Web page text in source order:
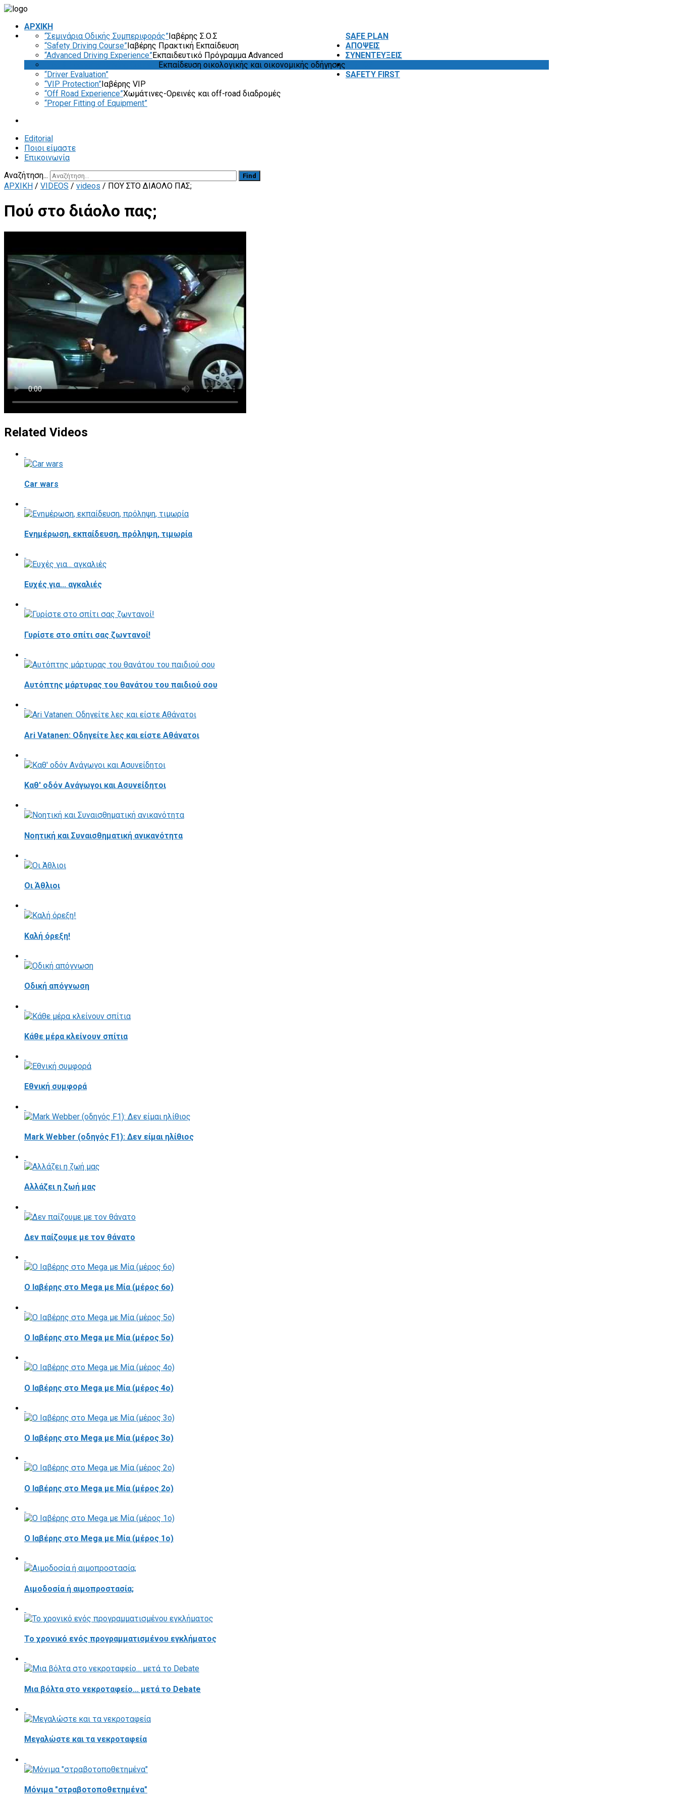
ΑΡΧΙΚΗ
SAFE PLAN
“Σεμινάρια Οδικής Συμπεριφοράς”Ιαβέρης Σ.Ο.Σ
“Safety Driving Course”Ιαβέρης Πρακτική Εκπαίδευση
“Advanced Driving Experience”Εκπαιδευτικό Πρόγραμμα Advanced
Εκπαίδευση οικολογικής και οικονομικής οδήγησης
“Driver Evaluation”
“VIP Protection”Ιαβέρης VIP
“Off Road Experience”Χωμάτινες-Ορεινές και off-road διαδρομές
“Proper Fitting of Equipment”
ΑΠΟΨΕΙΣ
ΣΥΝΕΝΤΕΥΞΕΙΣ
SAFETY FIRST
Editorial
Ποιοι είμαστε
Επικοινωνία
Αναζήτηση...
Find
ΑΡΧΙΚΗ / VIDEOS / videos / ΠΟΎ ΣΤΟ ΔΙΆΟΛΟ ΠΑΣ;
Πού στο διάολο πας;
Related Videos
Car wars
Ενημέρωση, εκπαίδευση, πρόληψη, τιμωρία
Ευχές για... αγκαλιές
Γυρίστε στο σπίτι σας ζωντανοί!
Αυτόπτης μάρτυρας του θανάτου του παιδιού σου
Ari Vatanen: Οδηγείτε λες και είστε Αθάνατοι
Καθ' οδόν Ανάγωγοι και Ασυνείδητοι
Νοητική και Συναισθηματική ανικανότητα
Οι Άθλιοι
Καλή όρεξη!
Οδική απόγνωση
Κάθε μέρα κλείνουν σπίτια
Εθνική συμφορά
Mark Webber (οδηγός F1): Δεν είμαι ηλίθιος
Αλλάζει η ζωή μας
Δεν παίζουμε με τον θάνατο
Ο Ιαβέρης στο Mega με Μία (μέρος 6ο)
Ο Ιαβέρης στο Mega με Μία (μέρος 5ο)
Ο Ιαβέρης στο Mega με Μία (μέρος 4ο)
Ο Ιαβέρης στο Mega με Μία (μέρος 3ο)
Ο Ιαβέρης στο Mega με Μία (μέρος 2ο)
O Ιαβέρης στο Mega με Μία (μέρος 1ο)
Αιμοδοσία ή αιμοπροστασία;
Το χρονικό ενός προγραμματισμένου εγκλήματος
Μια βόλτα στο νεκροταφείο... μετά το Debate
Μεγαλώστε και τα νεκροταφεία
Μόνιμα "στραβοτοποθετημένα"